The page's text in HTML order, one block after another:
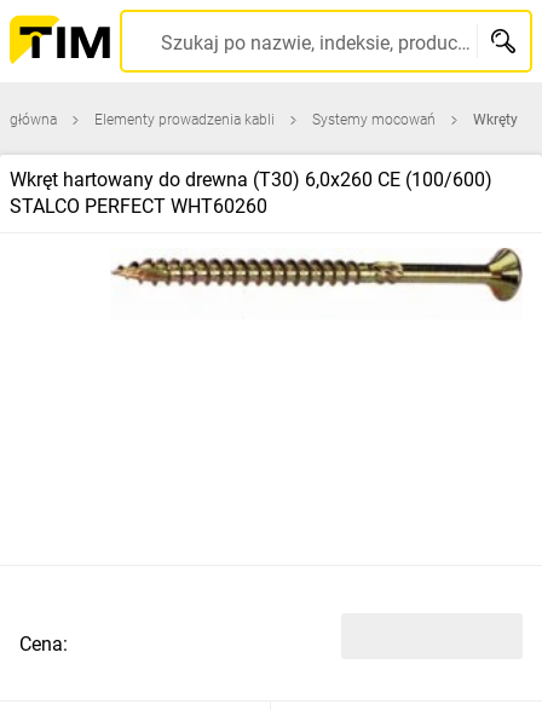
Szukaj po nazwie, indeksie, producencie, kodzie kreskowym...
główna Elementy prowadzenia kabli Systemy mocowań Wkręty
Wkręt hartowany do drewna (T30) 6,0x260 CE (100/600)
STALCO PERFECT WHT60260
Cena: